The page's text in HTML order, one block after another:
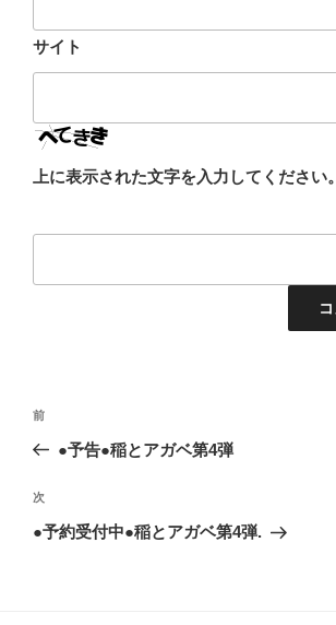
サイト
上に表示された文字を入力してください。
投
ビ
ゲ
前
の
稿
前
●予告●稲とアガベ第4弾
次
の
次
●予約受付中●稲とアガベ第4弾.